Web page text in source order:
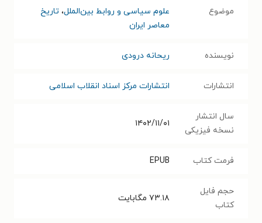
موضوع علوم سیاسی و روابط بین‌الملل، تاریخ
معاصر ایران
نویسنده ریحانه درودی
انتشارات انتشارات مرکز اسناد انقلاب اسلامی
سال انتشار
نسخه فیزیکی
۱۴۰۲/۱۱/۰۱
فرمت کتاب EPUB
حجم فایل
کتاب
۷۳.۱۸ مگابایت